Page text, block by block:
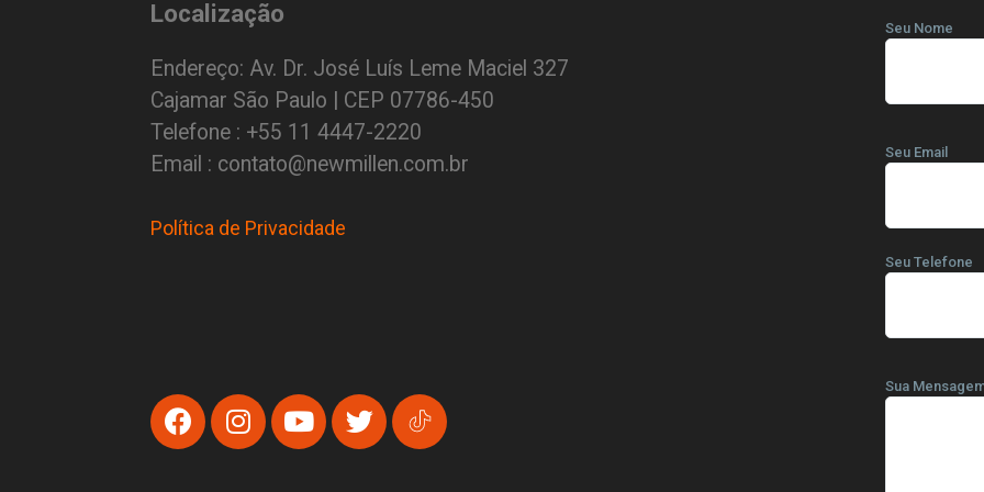
Localização
Endereço: Av. Dr. José Luís Leme Maciel 327
Cajamar São Paulo | CEP 07786-450
Telefone : +55 11 4447-2220
Email : contato@newmillen.com.br
Política de Privacidade
Seu Nome
Seu Email
Seu Telefone
Sua